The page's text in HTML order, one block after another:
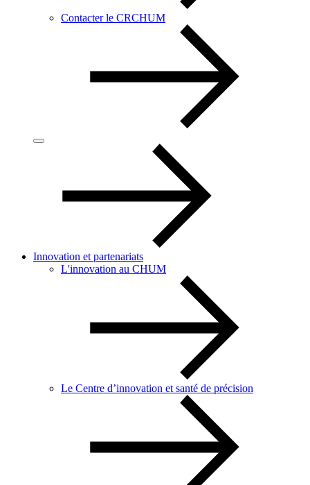
Contacter le CRCHUM
Innovation et partenariats
L'innovation au CHUM
Le Centre d’innovation et santé de précision